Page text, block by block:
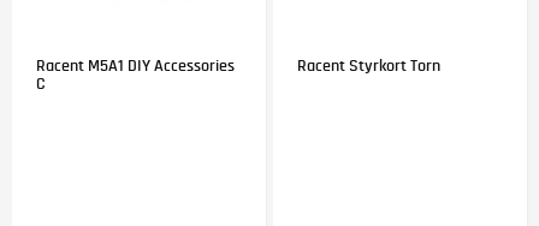
Racent M5A1 DIY Accessories
C
Racent Styrkort Torn